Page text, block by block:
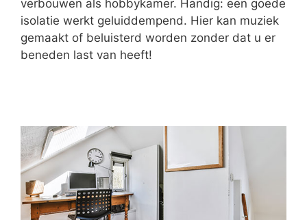
verbouwen als hobbykamer. Handig: een goede
isolatie werkt geluiddempend. Hier kan muziek
gemaakt of beluisterd worden zonder dat u er
beneden last van heeft!